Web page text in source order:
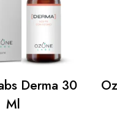
Derma 30
Ml